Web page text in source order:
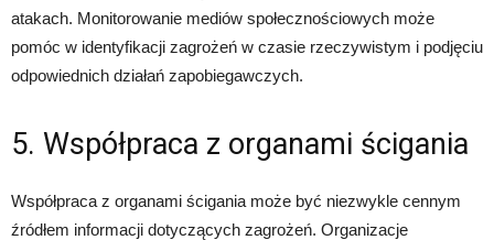
atakach. Monitorowanie mediów społecznościowych może
pomóc w identyfikacji zagrożeń w czasie rzeczywistym i podjęciu
odpowiednich działań zapobiegawczych.
5. Współpraca z organami ścigania
Współpraca z organami ścigania może być niezwykle cennym
źródłem informacji dotyczących zagrożeń. Organizacje